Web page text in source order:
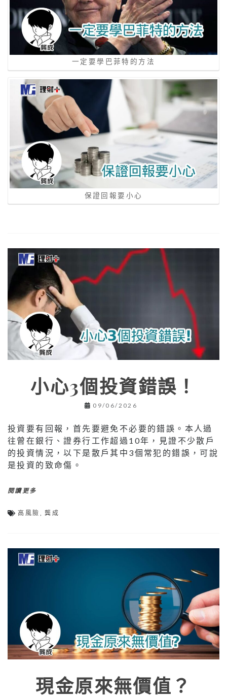
一定要學巴菲特的方法
保證回報要小心
小心3個投資錯誤！
09/06/2026
投資要有回報，首先要避免不必要的錯誤。本人過
往曾在銀行、證券行工作超過10年，見證不少散戶
的投資情況，以下是散戶其中3個常犯的錯誤，可說
是投資的致命傷。
閱讀更多
高風險 ,龔成
現金原來無價值？